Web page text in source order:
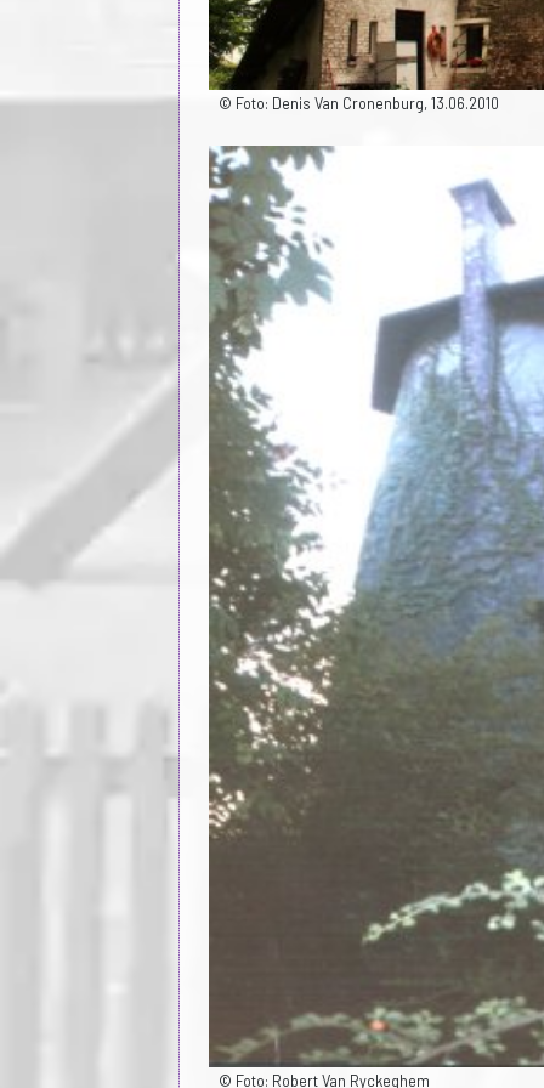
© Foto: Denis Van Cronenburg, 13.06.2010
© Foto: Robert Van Ryckeghem